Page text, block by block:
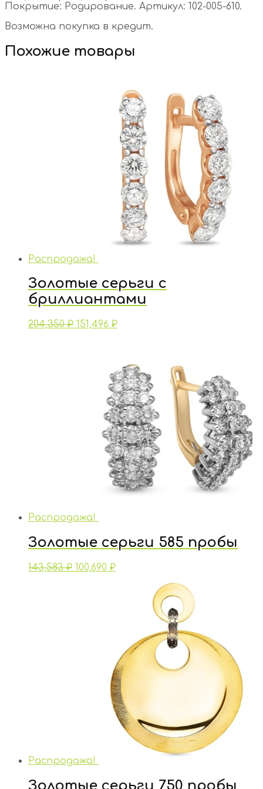
Покрытие: Родирование. Артикул: 102-005-610.
Возможна покупка в кредит.
Похожие товары
Распродажа!
Золотые серьги с
бриллиантами
204,350₽ 151,496 ₽
Распродажа!
Золотые серьги 585 пробы
143,583₽ 100,690 ₽
Распродажа!
Золотые серьги 750 пробы